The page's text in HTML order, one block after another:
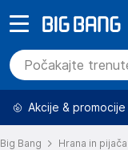
Akcije & promocije
Big Bang Hrana in pijača